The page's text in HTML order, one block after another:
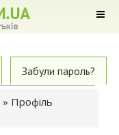
Забули пароль?
» Профіль